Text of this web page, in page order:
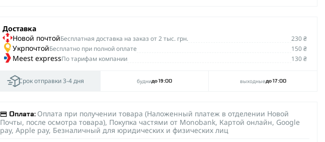
Доставка
Новой почтойБеcплатная доставка на заказ от 2 тыс. грн. 230 ₴
УкрпочтойБесплатно при полной оплате 150 ₴
Meest expressПо тарифам компании 130 ₴
Срок отправки 3-4 дня буднидо 19:00 выходныедо 17:00
Оплата: Оплата при получении товара (Наложенный платеж в отделении Новой
Почты, после осмотра товара), Покупка частями от Monobank, Картой онлайн, Google
pay, Apple pay, Безналичный для юридических и физических лиц